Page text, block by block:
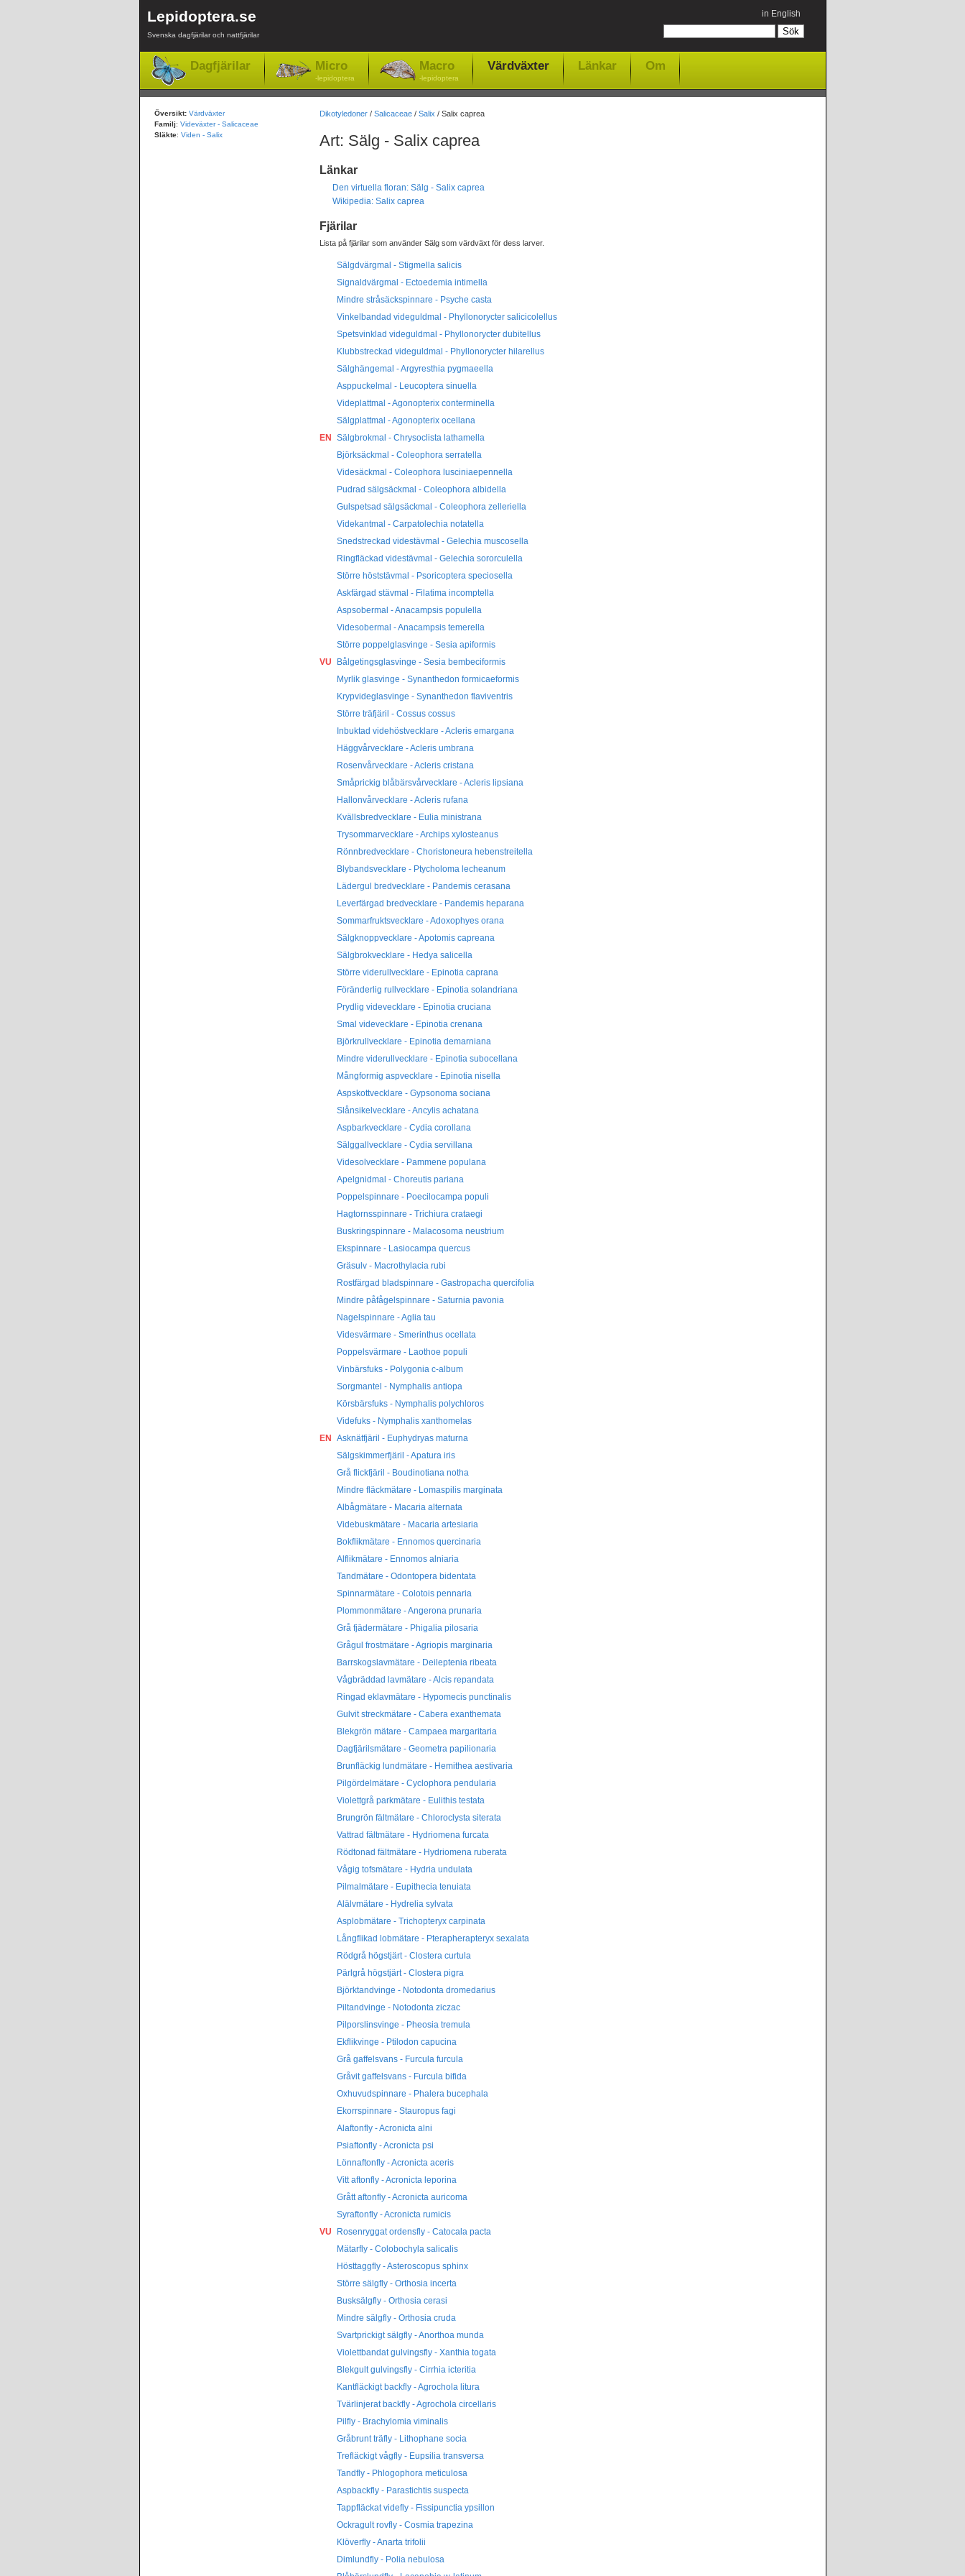
Lepidoptera.se
Svenska dagfjärilar och nattfjärilar
in English
Dagfjärilar Micro
-lepidoptera
Macro
-lepidoptera
Värdväxter Länkar Om
Dikotyledoner/ Salicaceae/ Salix / Salix caprea
Art: Sälg - Salix caprea
Länkar
Den virtuella floran: Sälg - Salix caprea
Wikipedia: Salix caprea
Fjärilar
Lista på fjärilar som använder Sälg som värdväxt för dess larver.
Sälgdvärgmal - Stigmella salicis
Signaldvärgmal - Ectoedemia intimella
Mindre stråsäckspinnare - Psyche casta
Vinkelbandad videguldmal - Phyllonorycter salicicolellus
Spetsvinklad videguldmal - Phyllonorycter dubitellus
Klubbstreckad videguldmal - Phyllonorycter hilarellus
Sälghängemal - Argyresthia pygmaeella
Asppuckelmal - Leucoptera sinuella
Videplattmal - Agonopterix conterminella
Sälgplattmal - Agonopterix ocellana
EN Sälgbrokmal - Chrysoclista lathamella
Björksäckmal - Coleophora serratella
Videsäckmal - Coleophora lusciniaepennella
Pudrad sälgsäckmal - Coleophora albidella
Gulspetsad sälgsäckmal - Coleophora zelleriella
Videkantmal - Carpatolechia notatella
Snedstreckad videstävmal - Gelechia muscosella
Ringfläckad videstävmal - Gelechia sororculella
Större höststävmal - Psoricoptera speciosella
Askfärgad stävmal - Filatima incomptella
Aspsobermal - Anacampsis populella
Videsobermal - Anacampsis temerella
Större poppelglasvinge - Sesia apiformis
VU
Bålgetingsglasvinge - Sesia bembeciformis
Myrlik glasvinge - Synanthedon formicaeformis
Krypvideglasvinge - Synanthedon flaviventris
Större träfjäril - Cossus cossus
Inbuktad videhöstvecklare - Acleris emargana
Häggvårvecklare - Acleris umbrana
Rosenvårvecklare - Acleris cristana
Småprickig blåbärsvårvecklare - Acleris lipsiana
Hallonvårvecklare - Acleris rufana
Kvällsbredvecklare - Eulia ministrana
Trysommarvecklare - Archips xylosteanus
Rönnbredvecklare - Choristoneura hebenstreitella
Blybandsvecklare - Ptycholoma lecheanum
Lädergul bredvecklare - Pandemis cerasana
Leverfärgad bredvecklare - Pandemis heparana
Sommarfruktsvecklare - Adoxophyes orana
Sälgknoppvecklare - Apotomis capreana
Sälgbrokvecklare - Hedya salicella
Större viderullvecklare - Epinotia caprana
Föränderlig rullvecklare - Epinotia solandriana
Prydlig videvecklare - Epinotia cruciana
Smal videvecklare - Epinotia crenana
Björkrullvecklare - Epinotia demarniana
Mindre viderullvecklare - Epinotia subocellana
Mångformig aspvecklare - Epinotia nisella
Aspskottvecklare - Gypsonoma sociana
Slånsikelvecklare - Ancylis achatana
Aspbarkvecklare - Cydia corollana
Sälggallvecklare - Cydia servillana
Videsolvecklare - Pammene populana
Apelgnidmal - Choreutis pariana
Poppelspinnare - Poecilocampa populi
Hagtornsspinnare - Trichiura crataegi
Buskringspinnare - Malacosoma neustrium
Ekspinnare - Lasiocampa quercus
Gräsulv - Macrothylacia rubi
Rostfärgad bladspinnare - Gastropacha quercifolia
Mindre påfågelspinnare - Saturnia pavonia
Nagelspinnare - Aglia tau
Videsvärmare - Smerinthus ocellata
Poppelsvärmare - Laothoe populi
Vinbärsfuks - Polygonia c-album
Sorgmantel - Nymphalis antiopa
Körsbärsfuks - Nymphalis polychloros
Videfuks - Nymphalis xanthomelas
EN Asknätfjäril - Euphydryas maturna
Sälgskimmerfjäril - Apatura iris
Grå flickfjäril - Boudinotiana notha
Mindre fläckmätare - Lomaspilis marginata
Albågmätare - Macaria alternata
Videbuskmätare - Macaria artesiaria
Bokflikmätare - Ennomos quercinaria
Alflikmätare - Ennomos alniaria
Tandmätare - Odontopera bidentata
Spinnarmätare - Colotois pennaria
Plommonmätare - Angerona prunaria
Grå fjädermätare - Phigalia pilosaria
Grågul frostmätare - Agriopis marginaria
Barrskogslavmätare - Deileptenia ribeata
Vågbräddad lavmätare - Alcis repandata
Ringad eklavmätare - Hypomecis punctinalis
Gulvit streckmätare - Cabera exanthemata
Blekgrön mätare - Campaea margaritaria
Dagfjärilsmätare - Geometra papilionaria
Brunfläckig lundmätare - Hemithea aestivaria
Pilgördelmätare - Cyclophora pendularia
Violettgrå parkmätare - Eulithis testata
Brungrön fältmätare - Chloroclysta siterata
Vattrad fältmätare - Hydriomena furcata
Rödtonad fältmätare - Hydriomena ruberata
Vågig tofsmätare - Hydria undulata
Pilmalmätare - Eupithecia tenuiata
Alälvmätare - Hydrelia sylvata
Asplobmätare - Trichopteryx carpinata
Långflikad lobmätare - Pterapherapteryx sexalata
Rödgrå högstjärt - Clostera curtula
Pärlgrå högstjärt - Clostera pigra
Björktandvinge - Notodonta dromedarius
Piltandvinge - Notodonta ziczac
Pilporslinsvinge - Pheosia tremula
Ekflikvinge - Ptilodon capucina
Grå gaffelsvans - Furcula furcula
Gråvit gaffelsvans - Furcula bifida
Oxhuvudspinnare - Phalera bucephala
Ekorrspinnare - Stauropus fagi
Alaftonfly - Acronicta alni
Psiaftonfly - Acronicta psi
Lönnaftonfly - Acronicta aceris
Vitt aftonfly - Acronicta leporina
Grått aftonfly - Acronicta auricoma
Syraftonfly - Acronicta rumicis
VU
Rosenryggat ordensfly - Catocala pacta
Mätarfly - Colobochyla salicalis
Hösttaggfly - Asteroscopus sphinx
Större sälgfly - Orthosia incerta
Busksälgfly - Orthosia cerasi
Mindre sälgfly - Orthosia cruda
Svartprickigt sälgfly - Anorthoa munda
Violettbandat gulvingsfly - Xanthia togata
Blekgult gulvingsfly - Cirrhia icteritia
Kantfläckigt backfly - Agrochola litura
Tvärlinjerat backfly - Agrochola circellaris
Pilfly - Brachylomia viminalis
Gråbrunt träfly - Lithophane socia
Trefläckigt vågfly - Eupsilia transversa
Tandfly - Phlogophora meticulosa
Aspbackfly - Parastichtis suspecta
Tappfläckat videfly - Fissipunctia ypsillon
Ockragult rovfly - Cosmia trapezina
Klöverfly - Anarta trifolii
Dimlundfly - Polia nebulosa
Översikt: Värdväxter
Familj: Videväxter - Salicaceae
Släkte: Viden - Salix